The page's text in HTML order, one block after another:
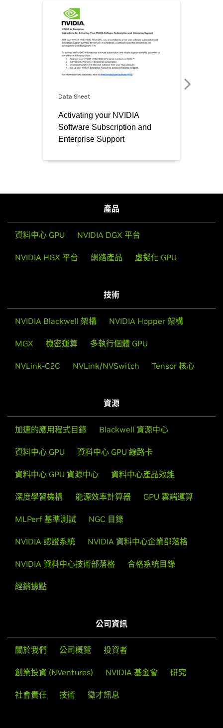
產品
資料中心 GPU NVIDIA DGX 平台
NVIDIA HGX 平台 網路產品 虛擬化 GPU
技術
NVIDIA Blackwell 架構 NVIDIA Hopper 架構
MGX 機密運算 多執行個體 GPU
NVLink-C2C NVLink/NVSwitch Tensor 核心
資源
加速的應用程式目錄 Blackwell 資源中心
資料中心 GPU 資料中心 GPU 線路卡
資料中心 GPU 資源中心 資料中心產品效能
深度學習機構 能源效率計算器 GPU 雲端運算
MLPerf 基準測試 NGC 目錄
NVIDIA 認證系統 NVIDIA 資料中心企業部落格
NVIDIA 資料中心技術部落格 合格系統目錄
經銷據點
公司資訊
關於我們 公司概覽 投資者
創業投資 (NVentures) NVIDIA 基金會 研究
社會責任 技術 徵才訊息